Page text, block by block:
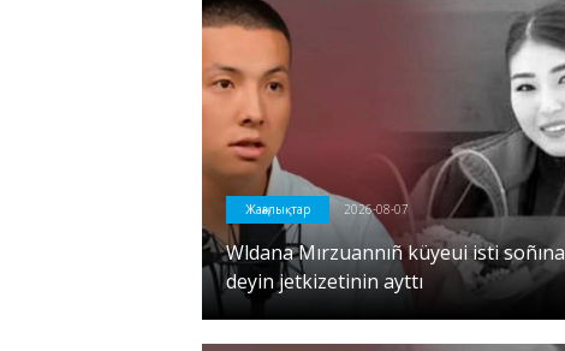
Жаңалықтар 2026-08-07
Wldana Mırzuannıñ küyeui isti soñına
deyin jetkizetinin ayttı